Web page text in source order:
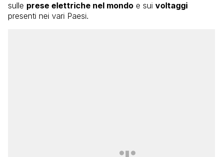
sulle prese elettriche nel mondo e sui voltaggi
presenti nei vari Paesi.